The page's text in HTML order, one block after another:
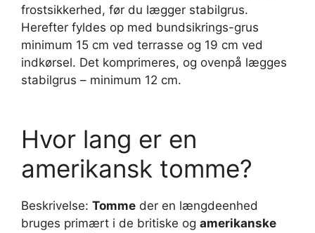
frostsikkerhed, før du lægger stabilgrus.
Herefter fyldes op med bundsikrings-grus
minimum 15 cm ved terrasse og 19 cm ved
indkørsel. Det komprimeres, og ovenpå lægges
stabilgrus – minimum 12 cm.
Hvor lang er en
amerikansk tomme?
Beskrivelse: Tomme der en længdeenhed
bruges primært i de britiske og amerikanske